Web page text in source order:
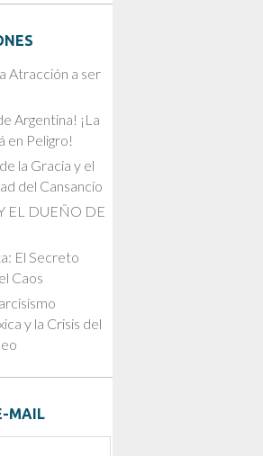
Atracción a ser
Argentina! ¡La
en Peligro!
la Gracia y el
del Cansancio
EL DUEÑO DE
El Secreto
Caos
y la Crisis del
MAIL